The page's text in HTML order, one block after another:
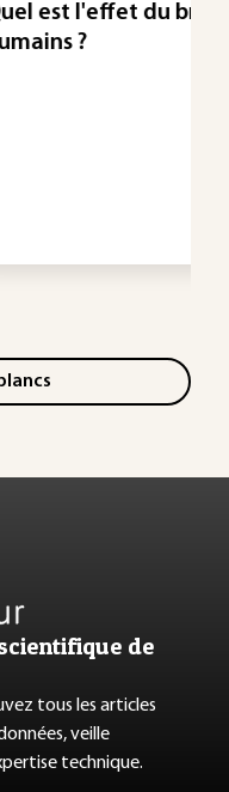
sur les
de
tous les articles
veille
technique.